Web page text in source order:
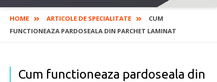
HOME ARTICOLE DE SPECIALITATE
CUM
FUNCTIONEAZA PARDOSEALA DIN PARCHET LAMINAT
Cum functioneaza pardoseala din